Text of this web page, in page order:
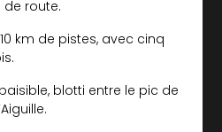
route.
km de pistes, avec cinq
blotti entre le pic de